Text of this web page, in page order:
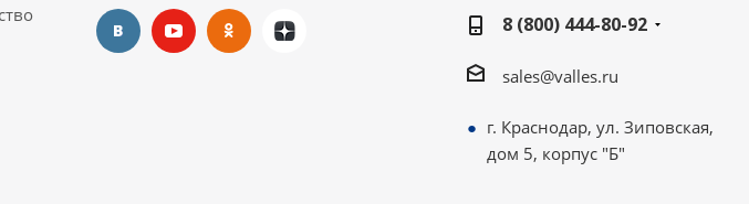
8 (800) 444-80-92
sales@valles.ru
г. Краснодар, ул. Зиповская,
дом 5, корпус "Б"